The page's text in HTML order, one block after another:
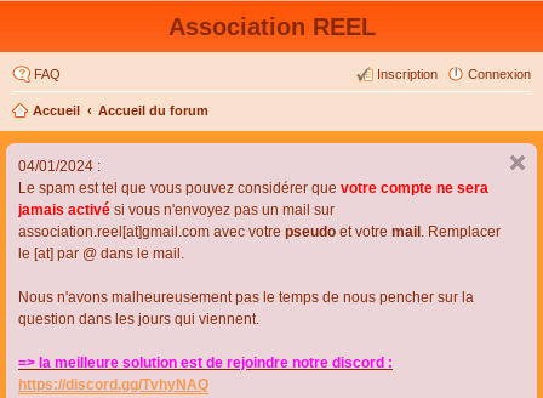
Association REEL
FAQ Connexion
Inscription
Accueil Accueil du forum
04/01/2024 :
Le spam est tel que vous pouvez considérer que votre compte ne sera
jamais activé si vous n'envoyez pas un mail sur
association.reel[at]gmail.com avec votre pseudo et votre mail . Remplacer
le [at] par @ dans le mail.
Nous n'avons malheureusement pas le temps de nous pencher sur la
question dans les jours qui viennent.
=> la meilleure solution est de rejoindre notre discord :
https://discord.gg/TvhyNAQ